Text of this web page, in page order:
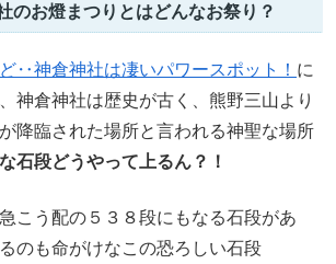
のお燈まつりとはどんなお祭り？
‥神倉神社は凄いパワースポット！ に
神倉神社は歴史が古く、熊野三山より
降臨された場所と言われる神聖な場所
石段どうやって上るん？！
こう配の５３８段にもなる石段があ
のも命がけなこの恐ろしい石段